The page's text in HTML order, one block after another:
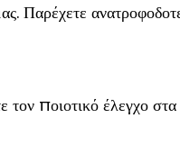
Παρέχετε
ποιοτικό έλεγχο